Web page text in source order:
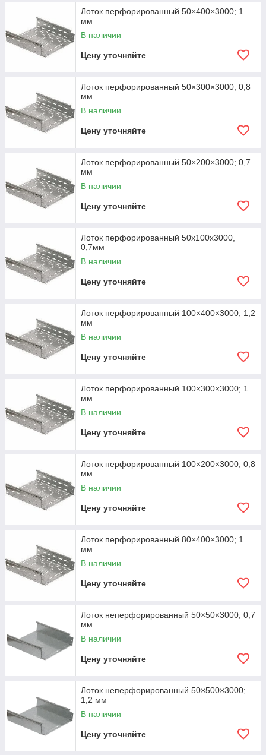
Лоток перфорированный 50×400×3000; 1
мм
В наличии
Цену уточняйте
Лоток перфорированный 50×300×3000; 0,8
мм
В наличии
Цену уточняйте
Лоток перфорированный 50×200×3000; 0,7
мм
В наличии
Цену уточняйте
Лоток перфорированный 50х100х3000,
0,7мм
В наличии
Цену уточняйте
Лоток перфорированный 100×400×3000; 1,2
мм
В наличии
Цену уточняйте
Лоток перфорированный 100×300×3000; 1
мм
В наличии
Цену уточняйте
Лоток перфорированный 100×200×3000; 0,8
мм
В наличии
Цену уточняйте
Лоток перфорированный 80×400×3000; 1
мм
В наличии
Цену уточняйте
Лоток неперфорированный 50×50×3000; 0,7
мм
В наличии
Цену уточняйте
Лоток неперфорированный 50×500×3000;
1,2 мм
В наличии
Цену уточняйте